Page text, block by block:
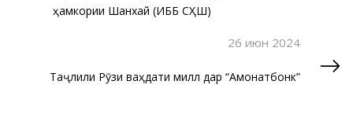
ҳамкории Шанхай (ИББ СҲШ)
26 июн 2024
Таҷлили Рӯзи ваҳдати миллӣ дар “Амонатбонк”